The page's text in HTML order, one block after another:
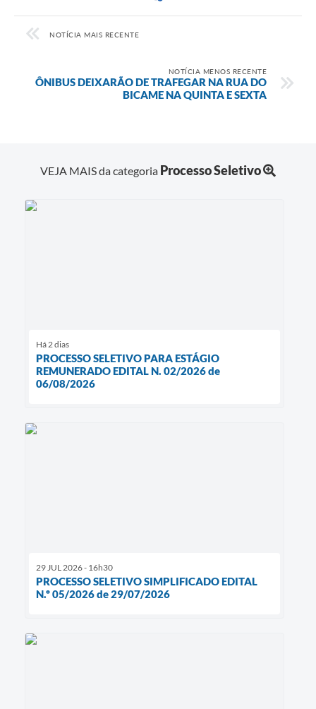
NOTÍCIA MAIS RECENTE
NOTÍCIA MENOS RECENTE
ÔNIBUS DEIXARÃO DE TRAFEGAR NA RUA DO
BICAME NA QUINTA E SEXTA
VEJA MAIS da categoria Processo Seletivo
Há 2 dias
PROCESSO SELETIVO PARA ESTÁGIO
REMUNERADO EDITAL N. 02/2026 de
06/08/2026
29 JUL 2026 - 16h30
PROCESSO SELETIVO SIMPLIFICADO EDITAL
N.º 05/2026 de 29/07/2026